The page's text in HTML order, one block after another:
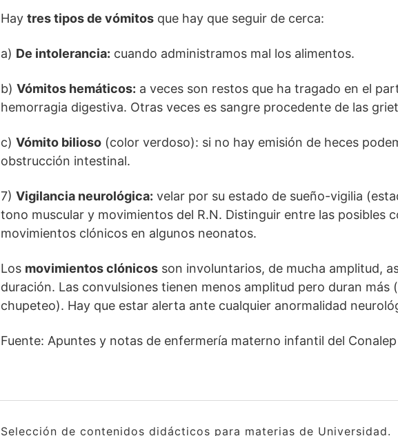
Hay tres tipos de vómitos que hay que seguir de cerca:
a) De intolerancia: cuando administramos mal los alimentos.
b) Vómitos hemáticos: a veces son restos que ha tragado en el
hemorragia digestiva. Otras veces es sangre procedente de las
c) Vómito bilioso (color verdoso): si no hay emisión de heces
obstrucción intestinal.
7) Vigilancia neurológica: velar por su estado de sueño-vigilia
tono muscular y movimientos del R.N. Distinguir entre las posibles
movimientos clónicos en algunos neonatos.
Los movimientos clónicos son involuntarios, de mucha amplitud,
duración. Las convulsiones tienen menos amplitud pero duran más
chupeteo). Hay que estar alerta ante cualquier anormalidad
Fuente: Apuntes y notas de enfermería materno infantil del Conalep
Selección de contenidos didácticos para materias de Universidad.